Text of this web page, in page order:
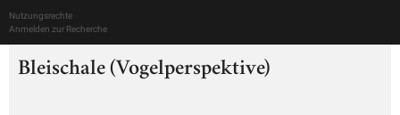
Nutzungsrechte
Anmelden zur Recherche
Bleischale (Vogelperspektive)